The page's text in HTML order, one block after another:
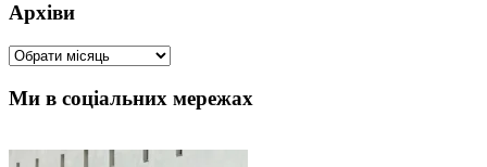
Архіви
Архіви
Ми в соціальних мережах